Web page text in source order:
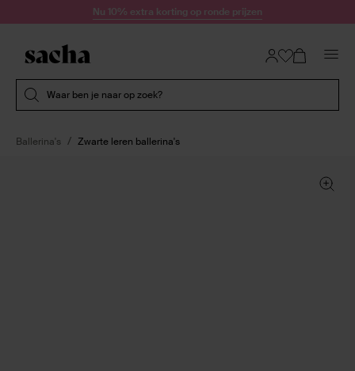
Doorgaan naar artikelNu 10% extra korting op ronde prijzen
Waar ben je naar op zoek?
Ballerina's Zwarte leren ballerina's